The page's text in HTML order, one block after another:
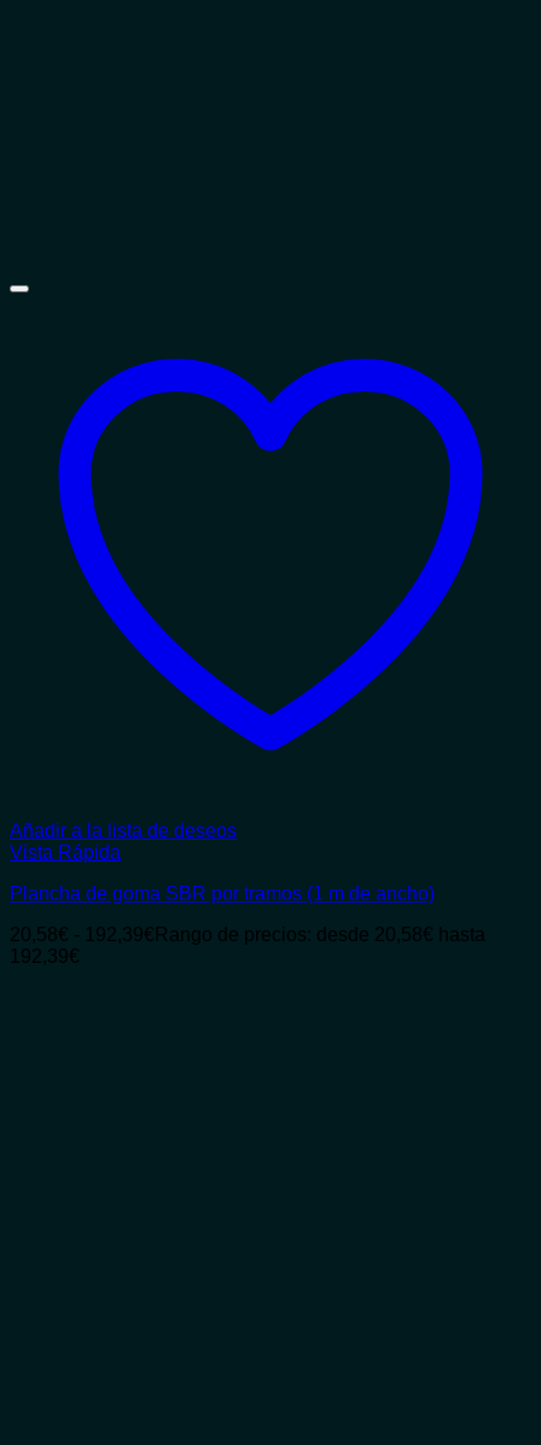
Añadir a la lista de deseos
Vista Rápida
Plancha de goma SBR por tramos (1 m de ancho)
20,58€ - 192,39€ Rango de precios: desde 20,58€ hasta
192,39€